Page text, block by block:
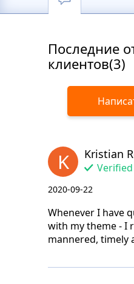
Последние
клиентов(3)
K Kristian
2020-09-22
Whenever I have
with my theme - I
mannered, timely